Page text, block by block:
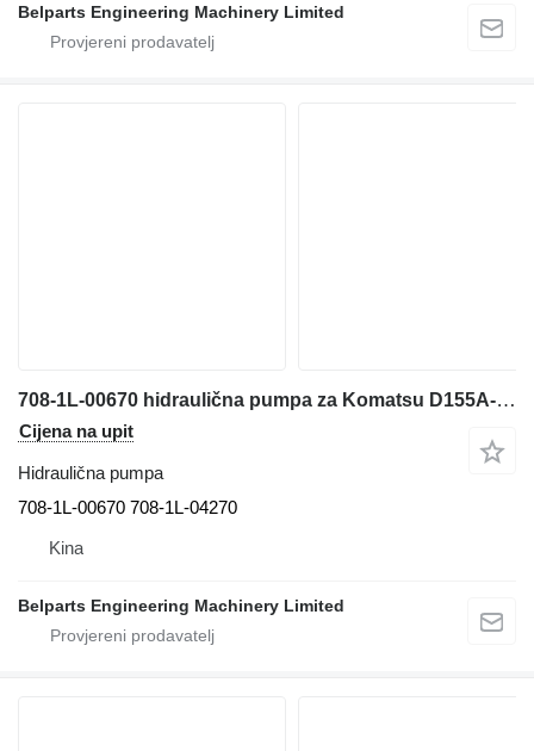
Belparts Engineering Machinery Limited
708-1L-00670 hidraulična pumpa za Komatsu D155A-6 D155AX-6 građevinskog stroja
Cijena na upit
Hidraulična pumpa
708-1L-00670 708-1L-04270
Kina
Belparts Engineering Machinery Limited